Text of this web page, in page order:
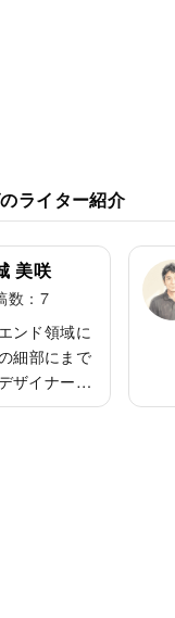
ライター紹介
美咲
数：7
ンド領域に
細部にまで
ザイナー気
ジニア。